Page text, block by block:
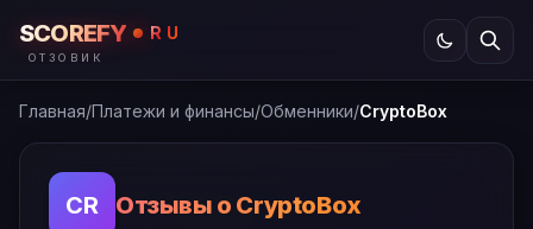
SCOREFY RU
ОТЗОВИК
Главная/Платежи и финансы/Обменники/CryptoBox
CR Отзывы о CryptoBox